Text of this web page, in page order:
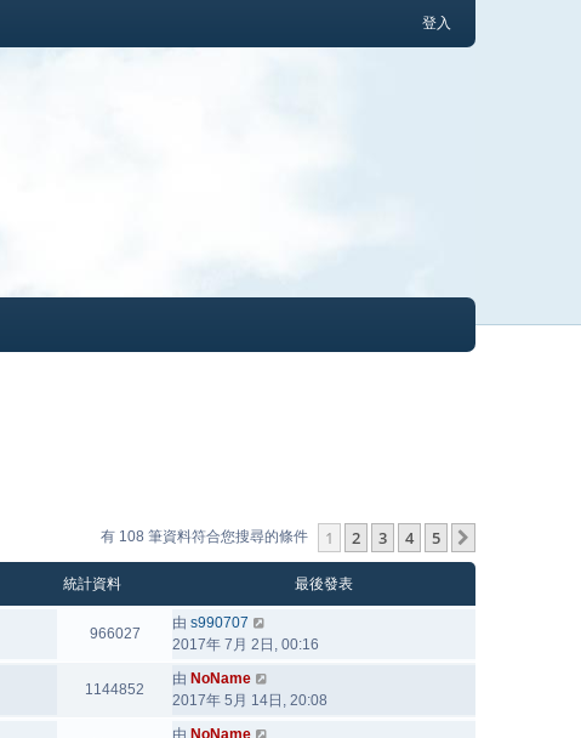
登入
有 108 筆資料符合您搜尋的條件 1 2 3 4 5
統計資料 最後發表
966027
由 s990707
2017年 7月 2日, 00:16
1144852
由 NoName
2017年 5月 14日, 20:08
由 NoName